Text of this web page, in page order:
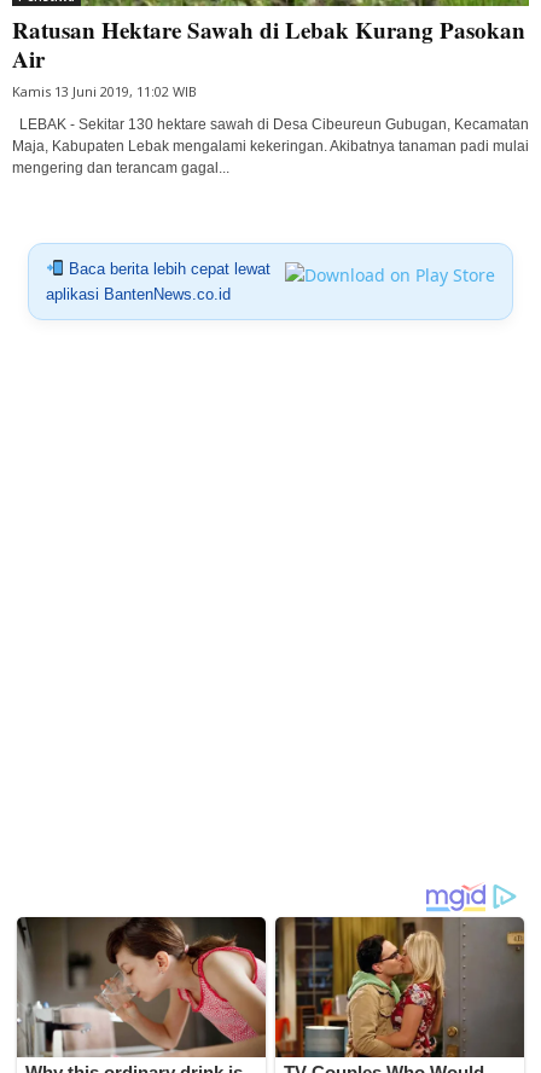
Ratusan Hektare Sawah di Lebak Kurang Pasokan
Air
Kamis 13 Juni 2019, 11:02 WIB
LEBAK - Sekitar 130 hektare sawah di Desa Cibeureun Gubugan, Kecamatan
Maja, Kabupaten Lebak mengalami kekeringan. Akibatnya tanaman padi mulai
mengering dan terancam gagal...
Baca berita lebih cepat lewat
aplikasi BantenNews.co.id